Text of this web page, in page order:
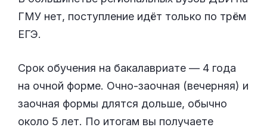
ГМУ нет, поступление идёт только по трём
ЕГЭ.
Срок обучения на бакалавриате — 4 года
на очной форме. Очно-заочная (вечерняя) и
заочная формы длятся дольше, обычно
около 5 лет. По итогам вы получаете